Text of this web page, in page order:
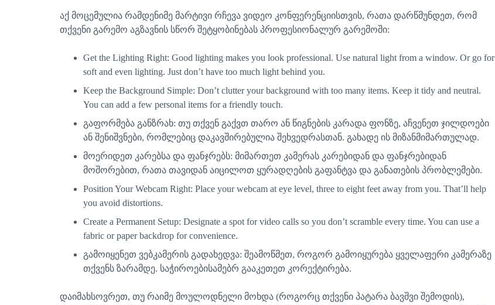
აქ მოცემულია რამდენიმე მარტივი რჩევა ვიდეო კონფერენციისთვის, რათა დარწმუნდეთ, რომ
თქვენი გარემო აგზავნის სწორ შეტყობინებას პროფესიონალურ გარემოში:
Get the Lighting Right: Good lighting makes you look professional. Use natural light from a window. Or go for
soft and even lighting. Just don’t have too much light behind you.
Keep the Background Simple: Don’t clutter your background with too many items. Keep it tidy and neutral.
You can add a few personal items for a friendly touch.
გაფორმება განზრახ: თუ თქვენ გაქვთ თარო ან წიგნების კარადა ფონზე, აჩვენეთ ჯილდოები
ან შენიშვნები, რომლებიც დაკავშირებულია შეხვედრასთან. გახადე ის მიზანმიმართულად.
მოერიდეთ კარებსა და ფანჯრებს: მიმართეთ კამერას კარებიდან და ფანჯრებიდან
მოშორებით, რათა თავიდან აიცილოთ ყურადღების გაფანტვა და განათების პრობლემები.
Position Your Webcam Right: Place your webcam at eye level, three to eight feet away from you. That’ll help
you avoid distortions.
Create a Permanent Setup: Designate a spot for video calls so you don’t scramble every time. You can use a
fabric or paper backdrop for convenience.
გამოიყენეთ ვებკამერის გადახედვა: შეამოწმეთ, როგორ გამოიყურება ყველაფერი კამერაზე
თქვენს ზარამდე. საჭიროებისამებრ გააკეთეთ კორექტირება.
დაიმახსოვრეთ, თუ რაიმე მოულოდნელი მოხდა (როგორც თქვენი პატარა ბავშვი შემოდის),